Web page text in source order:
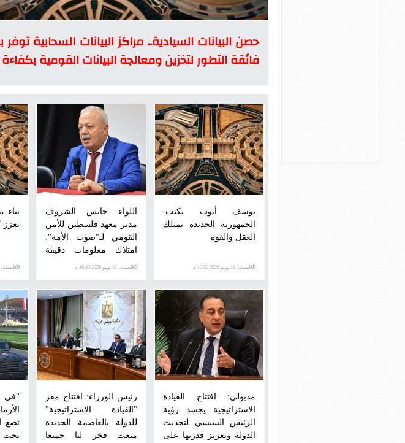
حصن البيانات السيادية.. مراكز البيانات السحابية توفر
فائقة التطور لتخزين ومعالجة البيانات القومية
يوسف أيوب يكتب:
الجمهورية الجديدة تمتلك
العقل والقوة
السبت، 11 يوليو 2026 10:30 م
اللواء حابس الشروف
مدير معهد فلسطين للأمن
القومي لـ"صوت الأمة":
امتلاك معلومات دقيقة
وآنية يمنح مصر قوة
الدبلوماسية المدعومة
بالقوة
السبت، 11 يوليو 2026 10:30 م
بناء
تعزز
السبت، 11 يوليو 2026 10:19 م
مدبولي: افتتاح القيادة
الاستراتيجية يجسد رؤية
الرئيس السيسي لتحديث
الدولة وتعزيز قدرتها على
رئيس الوزراء: افتتاح مقر
"القيادة الاستراتيجية"
للدولة بالعاصمة الجديدة
مبعث فخر لنا جميعا
"في
تضع
تحت